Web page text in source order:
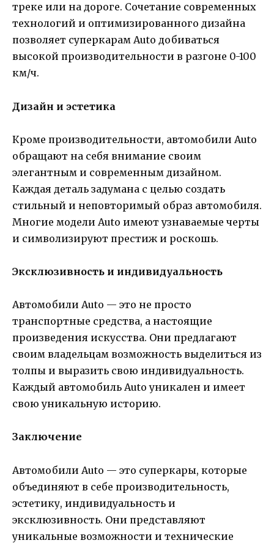
треке или на дороге. Сочетание современных
технологий и оптимизированного дизайна
позволяет суперкарам Auto добиваться
высокой производительности в разгоне 0-100
км/ч.
Дизайн и эстетика
Кроме производительности, автомобили Auto
обращают на себя внимание своим
элегантным и современным дизайном.
Каждая деталь задумана с целью создать
стильный и неповторимый образ автомобиля.
Многие модели Auto имеют узнаваемые черты
и символизируют престиж и роскошь.
Эксклюзивность и индивидуальность
Автомобили Auto — это не просто
транспортные средства, а настоящие
произведения искусства. Они предлагают
своим владельцам возможность выделиться из
толпы и выразить свою индивидуальность.
Каждый автомобиль Auto уникален и имеет
свою уникальную историю.
Заключение
Автомобили Auto — это суперкары, которые
объединяют в себе производительность,
эстетику, индивидуальность и
эксклюзивность. Они представляют
уникальные возможности и технические